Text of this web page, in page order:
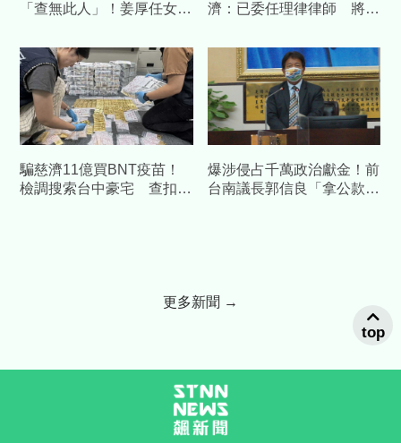
「查無此人」！姜厚任女友
談「邏輯」反擊：接近真相
濟：已委任理律律師 將採
騙慈濟11億買BNT疫苗！
檢調搜索台中豪宅 查扣逾
爆涉侵占千萬政治獻金！前
台南議長郭信良「拿公款補
更多新聞 →
top